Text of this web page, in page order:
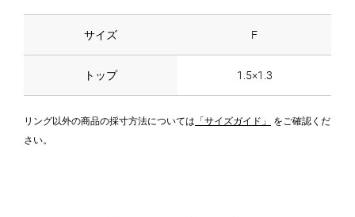
サイズ
トップ
F
1.5×1.3
リング以外の商品の採寸方法については 「サイズガイド」
をご確認くだ
さい。